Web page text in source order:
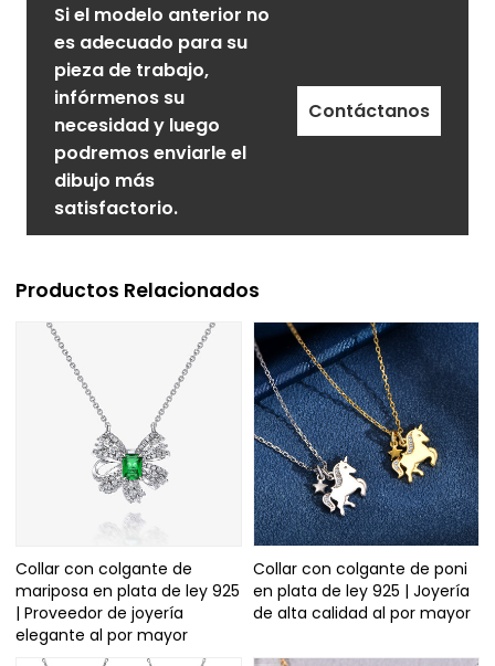
Si el modelo anterior no
es adecuado para su
pieza de trabajo,
infórmenos su
necesidad y luego
podremos enviarle el
dibujo más
satisfactorio.
Contáctanos
Productos Relacionados
Collar con colgante de
mariposa en plata de ley 925
| Proveedor de joyería
elegante al por mayor
Collar con colgante de poni
en plata de ley 925 | Joyería
de alta calidad al por mayor